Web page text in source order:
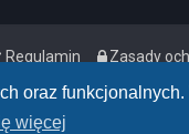
oraz
więcej
Zasady
Regulamin